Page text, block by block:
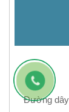
Đường dây